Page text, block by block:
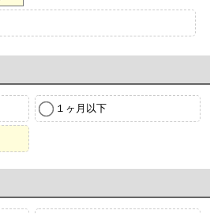
１ヶ月以下